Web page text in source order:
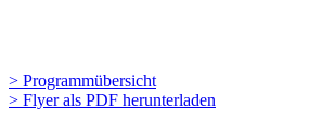
> Programmübersicht
> Flyer als PDF herunterladen